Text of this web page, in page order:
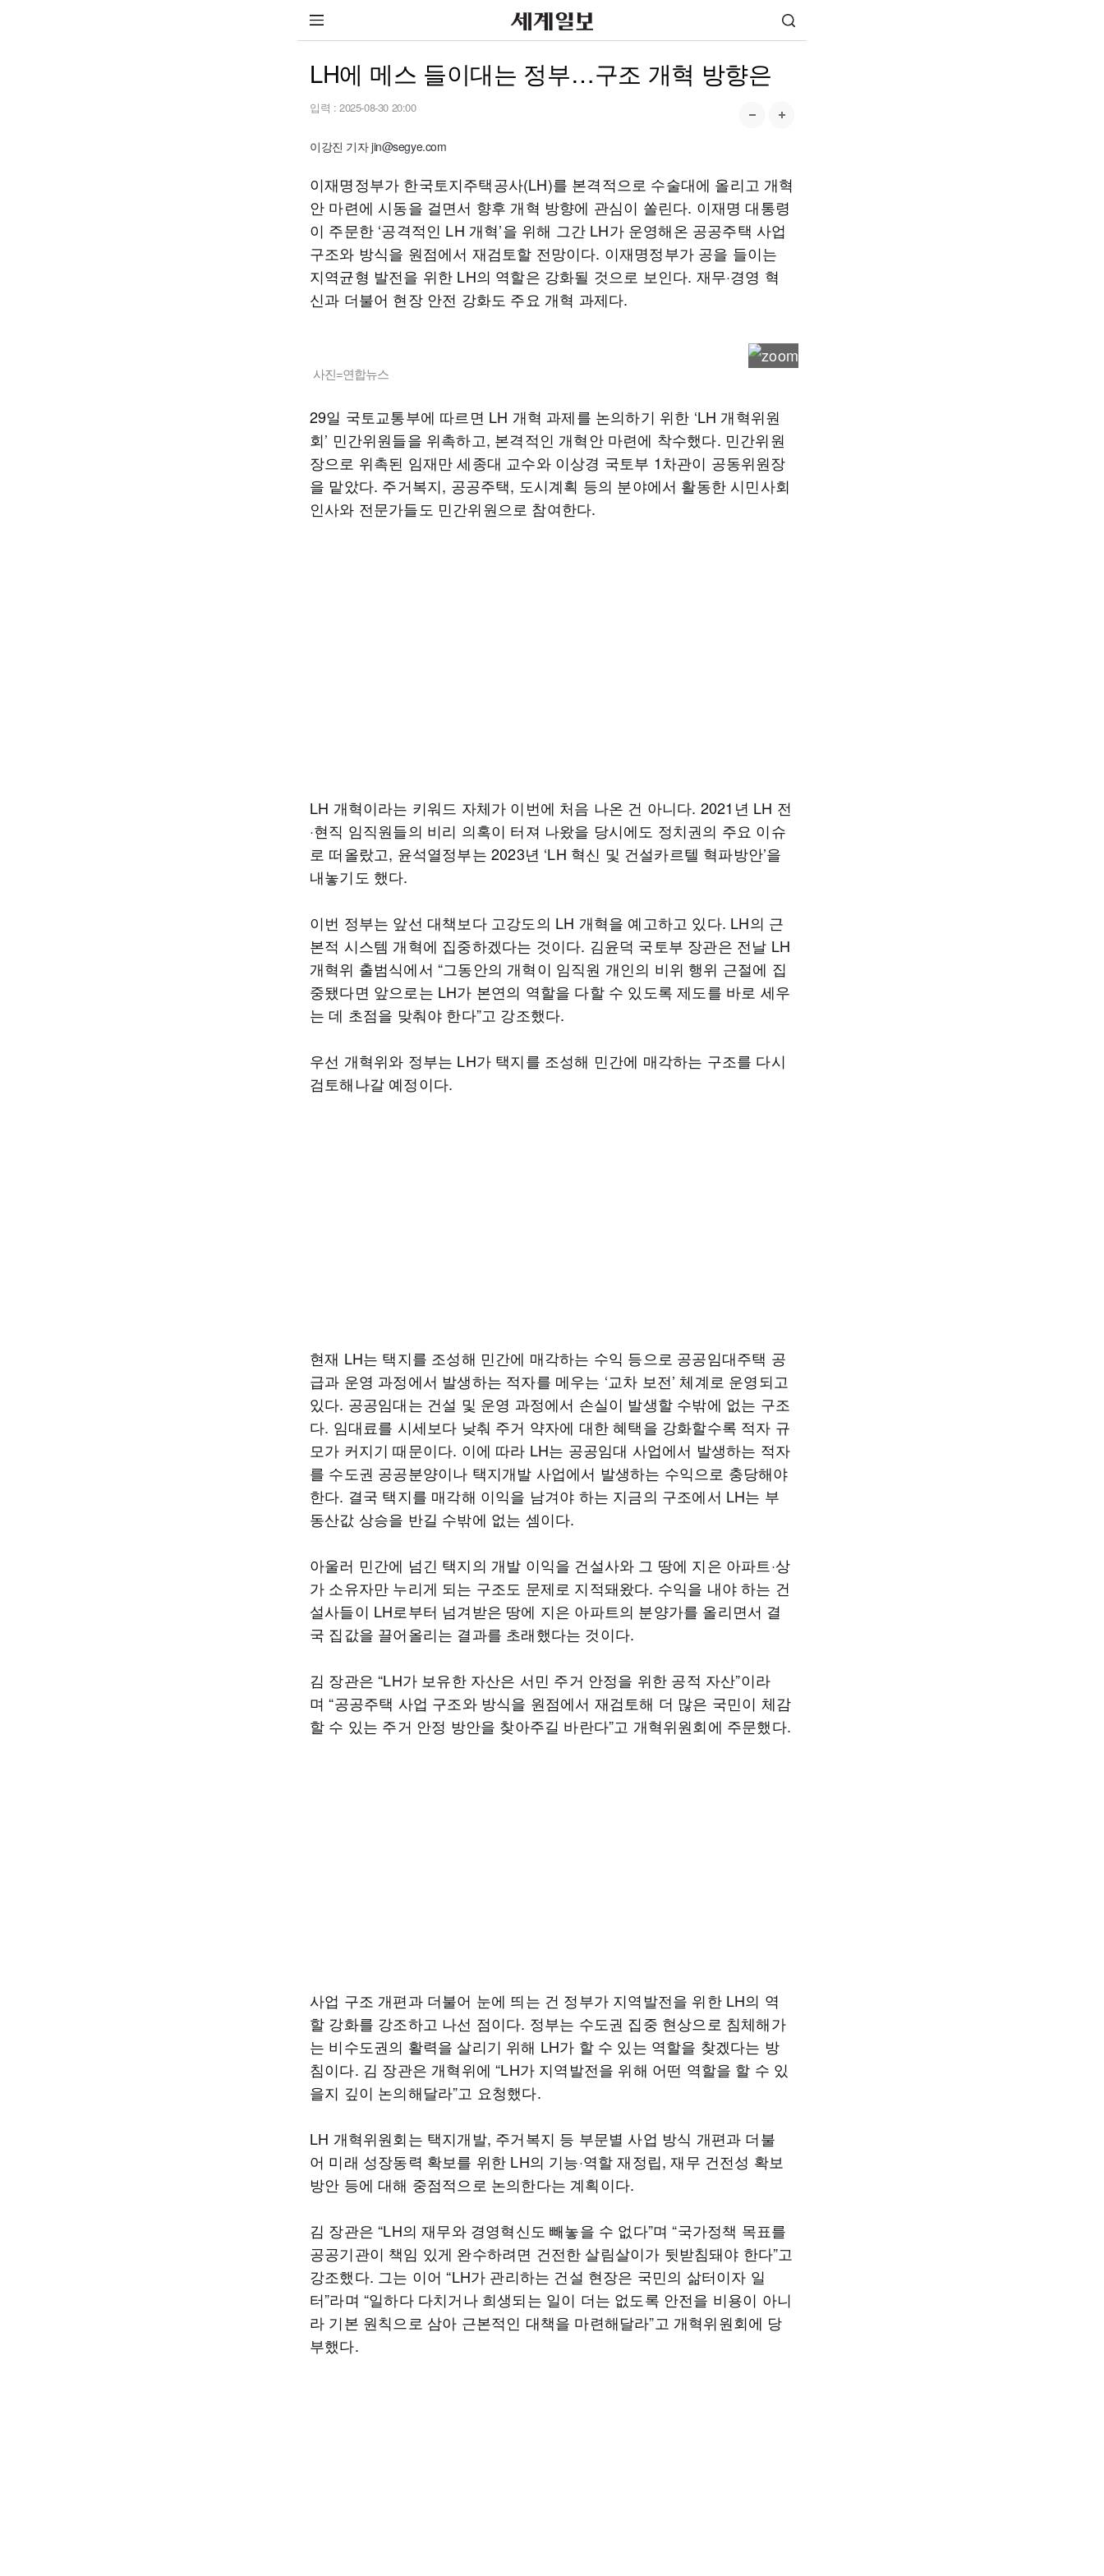
LH에 메스 들이대는 정부…구조 개혁 방향은
입력 : 2025-08-30 20:00
이강진 기자 jin@segye.com
이재명정부가 한국토지주택공사(LH)를 본격적으로 수술대에 올리고 개혁
안 마련에 시동을 걸면서 향후 개혁 방향에 관심이 쏠린다. 이재명 대통령
이 주문한 ‘공격적인 LH 개혁’을 위해 그간 LH가 운영해온 공공주택 사업
구조와 방식을 원점에서 재검토할 전망이다. 이재명정부가 공을 들이는
지역균형 발전을 위한 LH의 역할은 강화될 것으로 보인다. 재무·경영 혁
신과 더불어 현장 안전 강화도 주요 개혁 과제다.
사진=연합뉴스
29일 국토교통부에 따르면 LH 개혁 과제를 논의하기 위한 ‘LH 개혁위원
회’ 민간위원들을 위촉하고, 본격적인 개혁안 마련에 착수했다. 민간위원
장으로 위촉된 임재만 세종대 교수와 이상경 국토부 1차관이 공동위원장
을 맡았다. 주거복지, 공공주택, 도시계획 등의 분야에서 활동한 시민사회
인사와 전문가들도 민간위원으로 참여한다.
LH 개혁이라는 키워드 자체가 이번에 처음 나온 건 아니다. 2021년 LH 전
·현직 임직원들의 비리 의혹이 터져 나왔을 당시에도 정치권의 주요 이슈
로 떠올랐고, 윤석열정부는 2023년 ‘LH 혁신 및 건설카르텔 혁파방안’을
내놓기도 했다.
이번 정부는 앞선 대책보다 고강도의 LH 개혁을 예고하고 있다. LH의 근
본적 시스템 개혁에 집중하겠다는 것이다. 김윤덕 국토부 장관은 전날 LH
개혁위 출범식에서 “그동안의 개혁이 임직원 개인의 비위 행위 근절에 집
중됐다면 앞으로는 LH가 본연의 역할을 다할 수 있도록 제도를 바로 세우
는 데 초점을 맞춰야 한다”고 강조했다.
우선 개혁위와 정부는 LH가 택지를 조성해 민간에 매각하는 구조를 다시
검토해나갈 예정이다.
현재 LH는 택지를 조성해 민간에 매각하는 수익 등으로 공공임대주택 공
급과 운영 과정에서 발생하는 적자를 메우는 ‘교차 보전’ 체계로 운영되고
있다. 공공임대는 건설 및 운영 과정에서 손실이 발생할 수밖에 없는 구조
다. 임대료를 시세보다 낮춰 주거 약자에 대한 혜택을 강화할수록 적자 규
모가 커지기 때문이다. 이에 따라 LH는 공공임대 사업에서 발생하는 적자
를 수도권 공공분양이나 택지개발 사업에서 발생하는 수익으로 충당해야
한다. 결국 택지를 매각해 이익을 남겨야 하는 지금의 구조에서 LH는 부
동산값 상승을 반길 수밖에 없는 셈이다.
아울러 민간에 넘긴 택지의 개발 이익을 건설사와 그 땅에 지은 아파트·상
가 소유자만 누리게 되는 구조도 문제로 지적돼왔다. 수익을 내야 하는 건
설사들이 LH로부터 넘겨받은 땅에 지은 아파트의 분양가를 올리면서 결
국 집값을 끌어올리는 결과를 초래했다는 것이다.
김 장관은 “LH가 보유한 자산은 서민 주거 안정을 위한 공적 자산”이라
며 “공공주택 사업 구조와 방식을 원점에서 재검토해 더 많은 국민이 체감
할 수 있는 주거 안정 방안을 찾아주길 바란다”고 개혁위원회에 주문했다.
사업 구조 개편과 더불어 눈에 띄는 건 정부가 지역발전을 위한 LH의 역
할 강화를 강조하고 나선 점이다. 정부는 수도권 집중 현상으로 침체해가
는 비수도권의 활력을 살리기 위해 LH가 할 수 있는 역할을 찾겠다는 방
침이다. 김 장관은 개혁위에 “LH가 지역발전을 위해 어떤 역할을 할 수 있
을지 깊이 논의해달라”고 요청했다.
LH 개혁위원회는 택지개발, 주거복지 등 부문별 사업 방식 개편과 더불
어 미래 성장동력 확보를 위한 LH의 기능·역할 재정립, 재무 건전성 확보
방안 등에 대해 중점적으로 논의한다는 계획이다.
김 장관은 “LH의 재무와 경영혁신도 빼놓을 수 없다”며 “국가정책 목표를
공공기관이 책임 있게 완수하려면 건전한 살림살이가 뒷받침돼야 한다”고
강조했다. 그는 이어 “LH가 관리하는 건설 현장은 국민의 삶터이자 일
터”라며 “일하다 다치거나 희생되는 일이 더는 없도록 안전을 비용이 아니
라 기본 원칙으로 삼아 근본적인 대책을 마련해달라”고 개혁위원회에 당
부했다.